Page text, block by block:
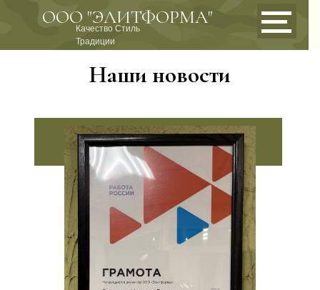
ООО "ЭЛИТФОРМА"
Качество Стиль
Традиции
Наши новости